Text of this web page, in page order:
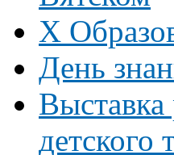
Х
День
Выставка
детского